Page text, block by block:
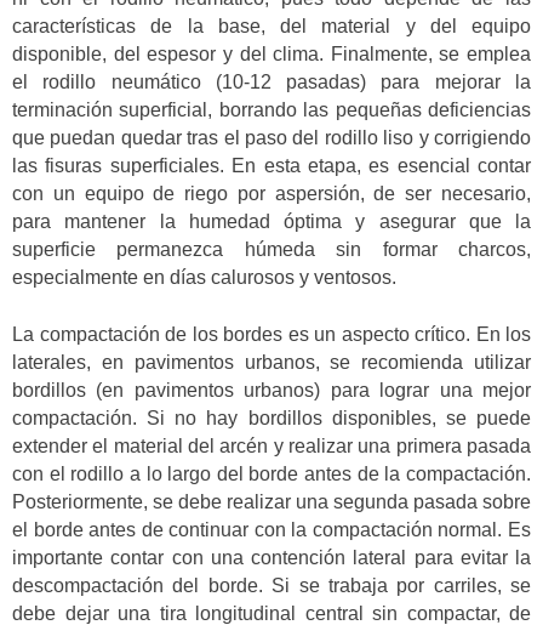
características de la base, del material y del equipo
disponible, del espesor y del clima. Finalmente, se emplea
el rodillo neumático (10-12 pasadas) para mejorar la
terminación superficial, borrando las pequeñas deficiencias
que puedan quedar tras el paso del rodillo liso y corrigiendo
las fisuras superficiales. En esta etapa, es esencial contar
con un equipo de riego por aspersión, de ser necesario,
para mantener la humedad óptima y asegurar que la
superficie permanezca húmeda sin formar charcos,
especialmente en días calurosos y ventosos.
La compactación de los bordes es un aspecto crítico. En los
laterales, en pavimentos urbanos, se recomienda utilizar
bordillos (en pavimentos urbanos) para lograr una mejor
compactación. Si no hay bordillos disponibles, se puede
extender el material del arcén y realizar una primera pasada
con el rodillo a lo largo del borde antes de la compactación.
Posteriormente, se debe realizar una segunda pasada sobre
el borde antes de continuar con la compactación normal. Es
importante contar con una contención lateral para evitar la
descompactación del borde. Si se trabaja por carriles, se
debe dejar una tira longitudinal central sin compactar, de